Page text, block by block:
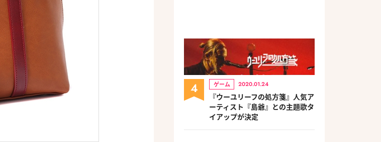
4 ゲーム 2020.01.24
『ウーユリーフの処方箋』人気ア
ーティスト『島爺』との主題歌タ
イアップが決定